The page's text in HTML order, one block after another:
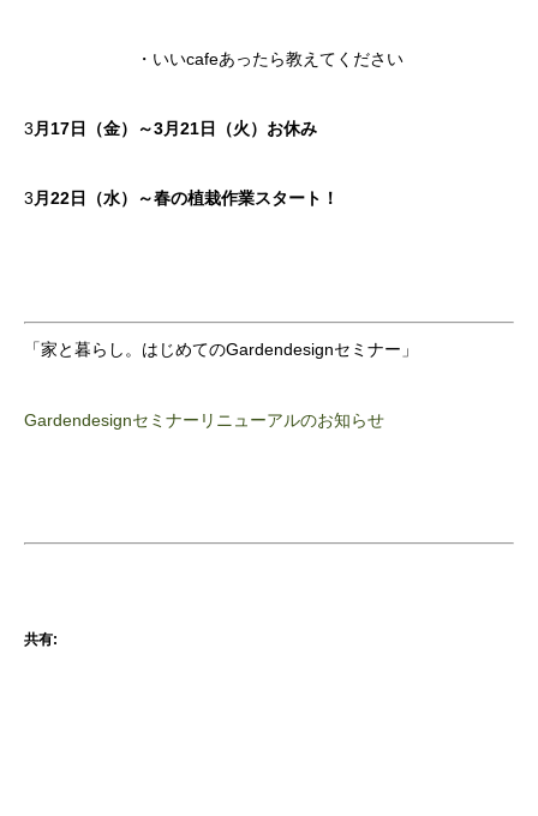
・いいcafeあったら教えてください
3 月17日（金）～3月21日（火）お休み
3月22日（水）～春の植栽作業スタート！
「家と暮らし。はじめてのGardendesignセミナー」
Gardendesignセミナーリニューアルのお知らせ
共有: